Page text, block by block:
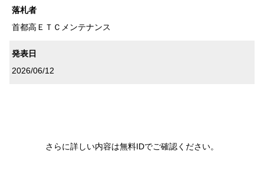
落札者
首都高ＥＴＣメンテナンス
発表日
2026/06/12
さらに詳しい内容は無料IDでご確認ください。